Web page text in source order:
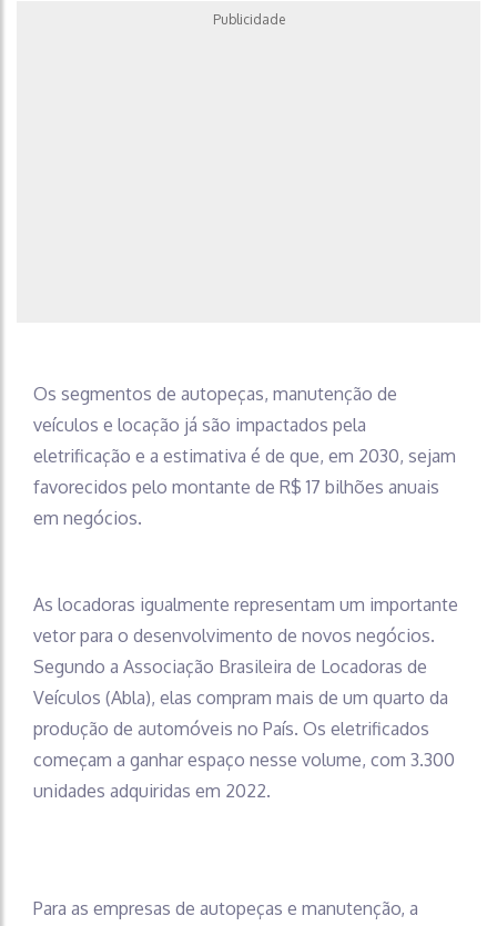
Publicidade
Os segmentos de autopeças, manutenção de
veículos e locação já são impactados pela
eletrificação e a estimativa é de que, em 2030, sejam
favorecidos pelo montante de R$ 17 bilhões anuais
em negócios.
As locadoras igualmente representam um importante
vetor para o desenvolvimento de novos negócios.
Segundo a Associação Brasileira de Locadoras de
Veículos (Abla), elas compram mais de um quarto da
produção de automóveis no País. Os eletrificados
começam a ganhar espaço nesse volume, com 3.300
unidades adquiridas em 2022.
Para as empresas de autopeças e manutenção, a